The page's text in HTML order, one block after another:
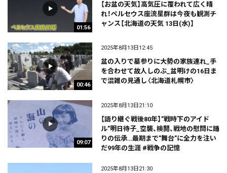
01:56
【お盆の天気】高気圧に覆われて広く晴
れ！ペルセウス座流星群は今夜も観測チ
ャンス【北海道の天気 13日(水)】
00:46
2025年8月13日12:45
盆の入りで墓参りに大勢の家族連れ_手
を合わせて故人しのぶ_盆明けの16日ま
で混雑の見通し〈北海道札幌市〉
09:07
2025年8月13日21:10
【語り継ぐ戦後80年】”戦時下のアイド
ル”明日待子_空襲、検閲、戦地の慰問に踊
りの伝承…最期まで”舞台”に全力を注い
だ99年の生涯 #戦争の記憶
2025年8月13日21:30